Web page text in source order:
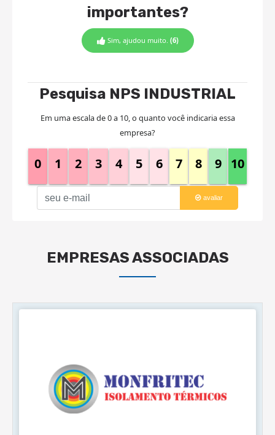
importantes?
Sim, ajudou muito. (6)
Pesquisa NPS INDUSTRIAL
Em uma escala de 0 a 10, o quanto você indicaria essa
empresa?
0 1 2 3 4 5 6 7 8 9 10
avaliar
EMPRESAS ASSOCIADAS